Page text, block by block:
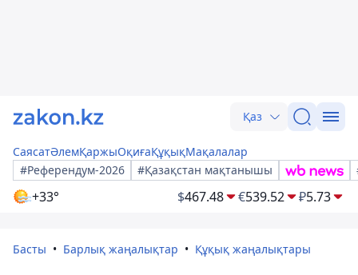
Қаз
СаясатӘлемҚаржыОқиғаҚұқықМақалалар
#Референдум-2026
#Қазақстан мақтанышы
+33° $467.48 €539.52 ₽5.73
Басты Барлық жаңалықтар Құқық жаңалықтары